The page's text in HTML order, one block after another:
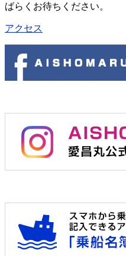
ばらくお待ちください。
アクセス